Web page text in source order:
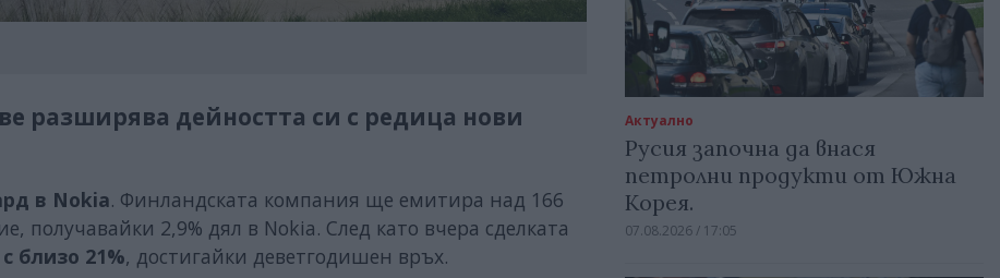
разширява дейността си с редица нови
в Nokia. Финландската компания ще емитира над 166
2,9% дял в Nokia. След като вчера сделката
близо 21%, достигайки деветгодишен връх.
Актуално
Русия започна да внася
петролни продукти от Южна
Корея.
07.08.2026 / 17:05